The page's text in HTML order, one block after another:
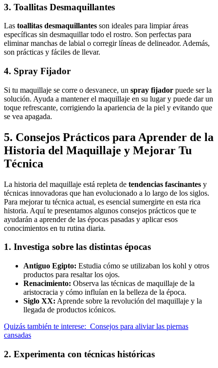
3. Toallitas Desmaquillantes
Las toallitas desmaquillantes son ideales para limpiar áreas
específicas sin desmaquillar todo el rostro. Son perfectas para
eliminar manchas de labial o corregir líneas de delineador. Además,
son prácticas y fáciles de llevar.
4. Spray Fijador
Si tu maquillaje se corre o desvanece, un spray fijador puede ser la
solución. Ayuda a mantener el maquillaje en su lugar y puede dar un
toque refrescante, corrigiendo la apariencia de la piel y evitando que
se vea apagada.
5. Consejos Prácticos para Aprender de la
Historia del Maquillaje y Mejorar Tu
Técnica
La historia del maquillaje está repleta de tendencias fascinantes y
técnicas innovadoras que han evolucionado a lo largo de los siglos.
Para mejorar tu técnica actual, es esencial sumergirte en esta rica
historia. Aquí te presentamos algunos consejos prácticos que te
ayudarán a aprender de las épocas pasadas y aplicar esos
conocimientos en tu rutina diaria.
1. Investiga sobre las distintas épocas
Antiguo Egipto: Estudia cómo se utilizaban los kohl y otros
productos para resaltar los ojos.
Renacimiento: Observa las técnicas de maquillaje de la
aristocracia y cómo influían en la belleza de la época.
Siglo XX: Aprende sobre la revolución del maquillaje y la
llegada de productos icónicos.
Quizás también te interese: Consejos para aliviar las piernas
cansadas
2. Experimenta con técnicas históricas